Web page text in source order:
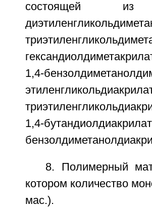
состоящей из
1,4-
1,4-
8. Полимерный
котором количество
мас.).